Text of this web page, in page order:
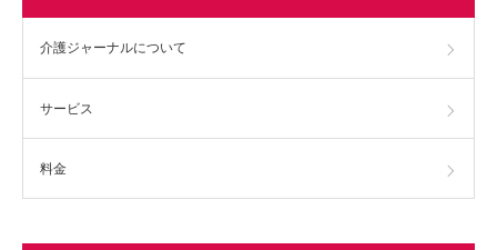
介護ジャーナルについて
サービス
料金